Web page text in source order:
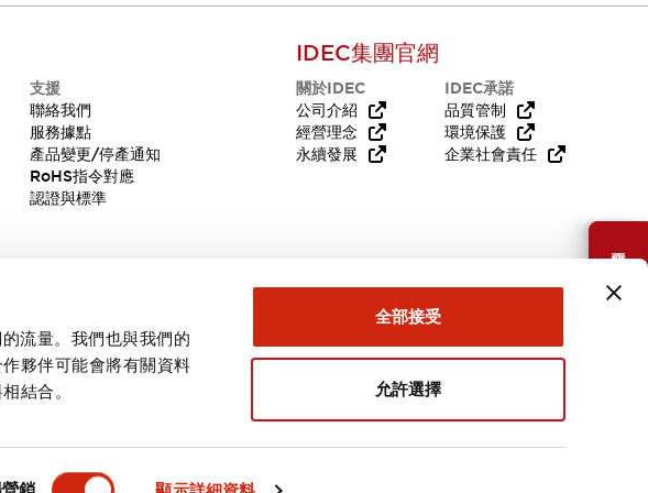
流量。我們也與我們的
夥伴可能會將有關資料
結合。
銷
全部接受
允許選擇
需要幫助嗎？
支援
聯絡我們
服務據點
產品變更/停產通知
RoHS指令對應
認證與標準
IDEC集團官網
關於IDEC
公司介紹
經營理念
永續發展
IDEC承諾
品質管制
環境保護
企業社會責任
台灣